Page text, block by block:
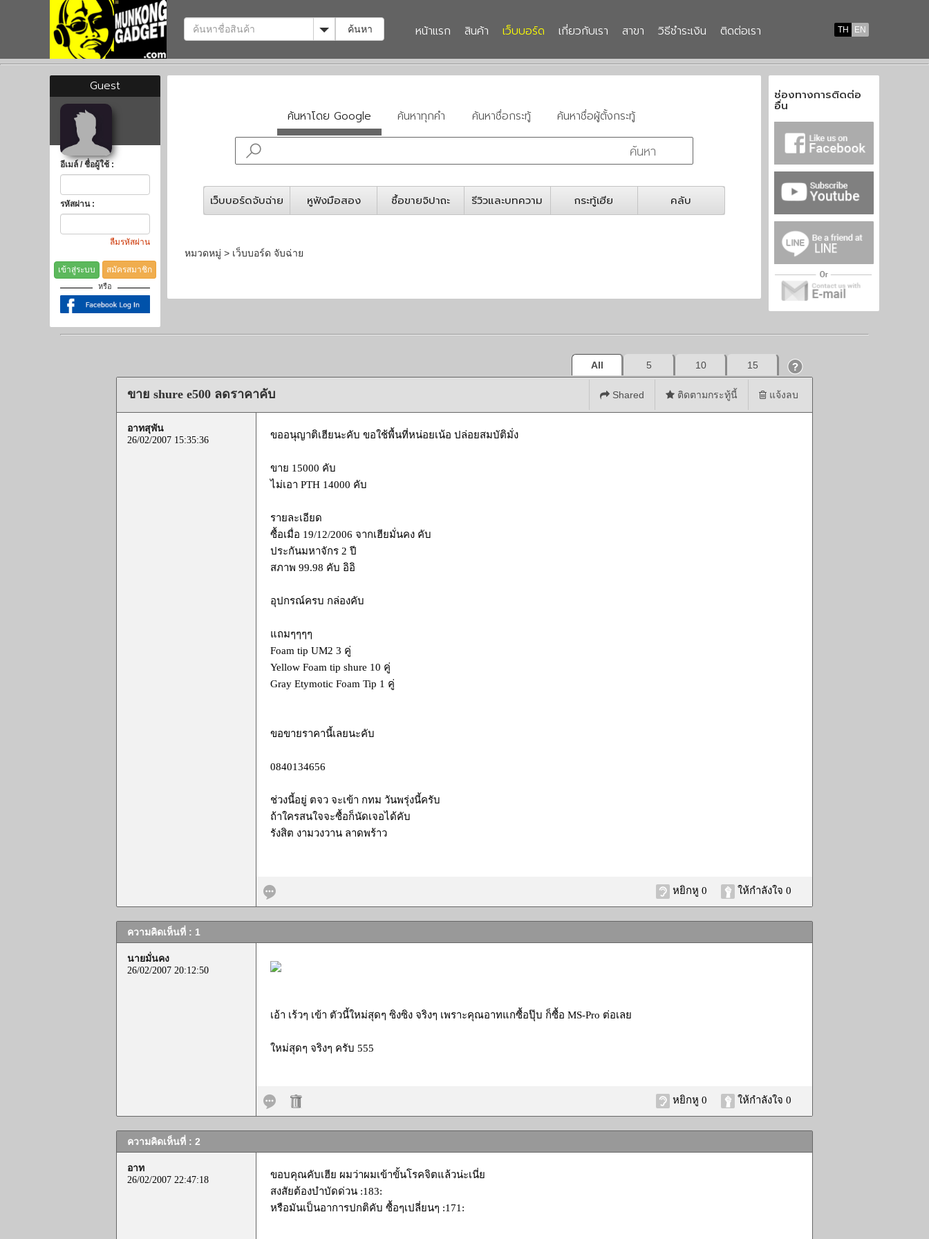
Toggle Dropdown
ค้นหา TH EN
หน้าแรก สินค้า เว็บบอร์ด เกี่ยวกับเรา สาขา วิธีชำระเงิน ติดต่อเรา
Guest
อีเมล์ / ชื่อผู้ใช้ :
รหัสผ่าน :
ลืมรหัสผ่าน
เข้าสู่ระบบ สมัครสมาชิก
หรือ
ค้นหาโดย Google ค้นหาทุกคำ ค้นหาชื่อกระทู้ ค้นหาชื่อผู้ตั้งกระทู้
เว็บบอร์ดจับฉ่าย หูฟังมือสอง ซื้อขายจิปาถะ รีวิวและบทความ กระทู้เฮีย คลับ
หมวดหมู่ > เว็บบอร์ด จับฉ่าย
ช่องทางการติดต่อ
อื่น
All 5 10 15
ขาย shure e500 ลดราคาคับ Shared ติดตามกระทู้นี้ แจ้งลบ
อาทสุพัน
26/02/2007 15:35:36 ขออนุญาติเฮียนะคับ ขอใช้พื้นที่หน่อยเน้อ ปล่อยสมบัติมั่ง
ขาย 15000 คับ
ไม่เอา PTH 14000 คับ
รายละเอียด
ซื้อเมื่อ 19/12/2006 จากเฮียมั่นคง คับ
ประกันมหาจักร 2 ปี
สภาพ 99.98 คับ อิอิ
อุปกรณ์ครบ กล่องคับ
แถมๆๆๆๆ
Foam tip UM2 3 คู่
Yellow Foam tip shure 10 คู่
Gray Etymotic Foam Tip 1 คู่
ขอขายราคานี้เลยนะคับ
0840134656
ช่วงนี้อยู่ ตจว จะเข้า กทม วันพรุ่งนี้ครับ
ถ้าใครสนใจจะซื้อก็นัดเจอได้คับ
รังสิต งามวงวาน ลาดพร้าว
ให้กำลังใจ 0
หยิกหู 0
ความคิดเห็นที่ : 1
นายมั่นคง
26/02/2007 20:12:50
เอ้า เร้วๆ เข้า ตัวนี้ใหม่สุดๆ ซิงซิง จริงๆ เพราะคุณอาทแกซื้อปุ๊บ ก็ซื้อ MS-Pro ต่อเลย
ใหม่สุดๆ จริงๆ ครับ 555
ให้กำลังใจ 0
หยิกหู 0
ความคิดเห็นที่ : 2
อาท
26/02/2007 22:47:18
ขอบคุณคับเฮีย ผมว่าผมเข้าขั้นโรคจิตแล้วน่ะเนี่ย
สงสัยต้องบำบัดด่วน :183:
หรือมันเป็นอาการปกติคับ ซื้อๆเปลี่ยนๆ :171: